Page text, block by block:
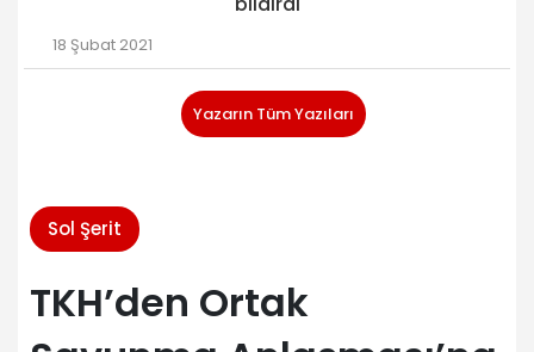
18 Şubat 2021
Yazarın Tüm Yazıları
Sol Şerit
TKH’den Ortak